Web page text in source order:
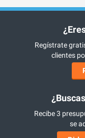
Regístrate
clientes
Recibe 3
se